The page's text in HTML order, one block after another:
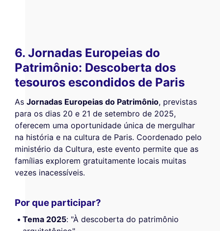
6. Jornadas Europeias do
Patrimônio: Descoberta dos
tesouros escondidos de Paris
As Jornadas Europeias do Patrimônio, previstas
para os dias 20 e 21 de setembro de 2025,
oferecem uma oportunidade única de mergulhar
na história e na cultura de Paris. Coordenado pelo
ministério da Cultura, este evento permite que as
famílias explorem gratuitamente locais muitas
vezes inacessíveis.
Por que participar?
Tema 2025: "À descoberta do patrimônio